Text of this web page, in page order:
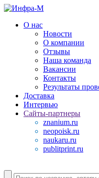
О нас
Новости
О компании
Отзывы
Наша команда
Вакансии
Контакты
Результаты
Доставка
Интервью
Сайты-партнеры
znanium.ru
neopoisk.ru
naukaru.ru
publitprint.ru